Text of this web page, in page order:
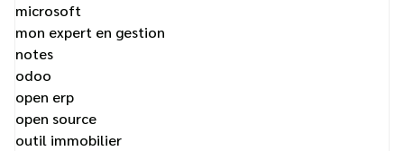
microsoft
mon expert en gestion
notes
odoo
open erp
open source
outil immobilier